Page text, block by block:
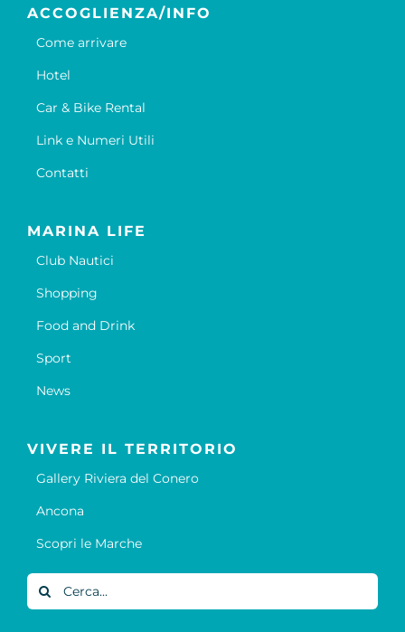
ACCOGLIENZA/INFO
Come arrivare
Hotel
Car & Bike Rental
Link e Numeri Utili
Contatti
MARINA LIFE
Club Nautici
Shopping
Food and Drink
Sport
News
VIVERE IL TERRITORIO
Gallery Riviera del Conero
Ancona
Scopri le Marche
Cerca
per: